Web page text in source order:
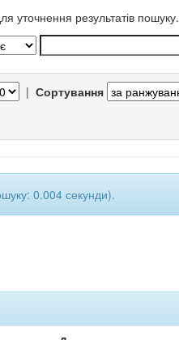
уточнення результатів пошуку.
| Сортування
0.004 секунди).